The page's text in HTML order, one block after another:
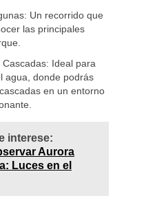
Un recorrido que
las principales
Ideal para
agua, donde podrás
en un entorno
interese:
Aurora
Luces en el